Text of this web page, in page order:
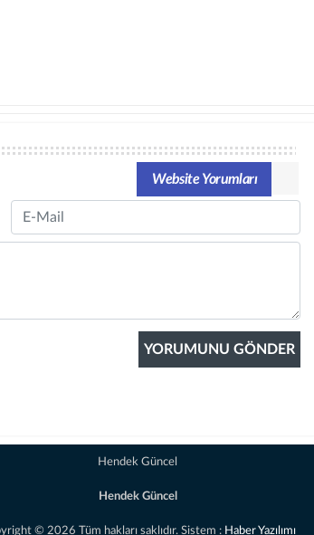
Website Yorumları
Email
Hendek Güncel
Hendek Güncel
© 2026 Tüm hakları saklıdır. Sistem : Haber Yazılımı